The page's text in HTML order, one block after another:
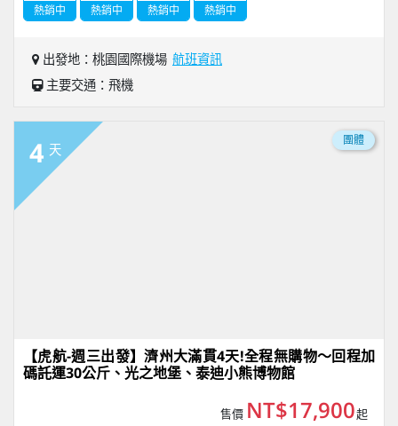
熱銷中
熱銷中
熱銷中
熱銷中
出發地：桃園國際機場 航班資訊
主要交通：飛機
4 天
團體
【虎航-週三出發】濟州大滿貫4天!全程無購物～回程加
碼託運30公斤、光之地堡、泰迪小熊博物館
售價 NT$17,900起